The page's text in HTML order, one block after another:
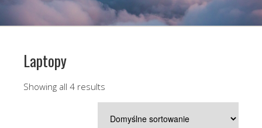
Laptopy
Showing all 4 results